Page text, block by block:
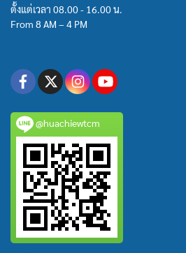
ตั้งแต่เวลา 08.00 - 16.00 น.
From 8 AM – 4 PM
@huachiewtcm